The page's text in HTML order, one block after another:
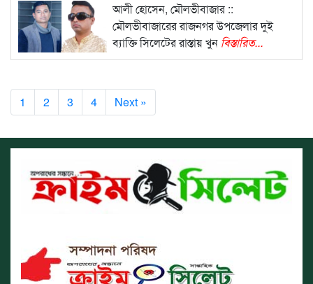
আলী হোসেন, মৌলভীবাজার ::
মৌলভীবাজারের রাজনগর উপজেলার দুই
ব্যাক্তি সিলেটের রাস্তায় খুন বিস্তারিত...
1 2 3 4 Next »